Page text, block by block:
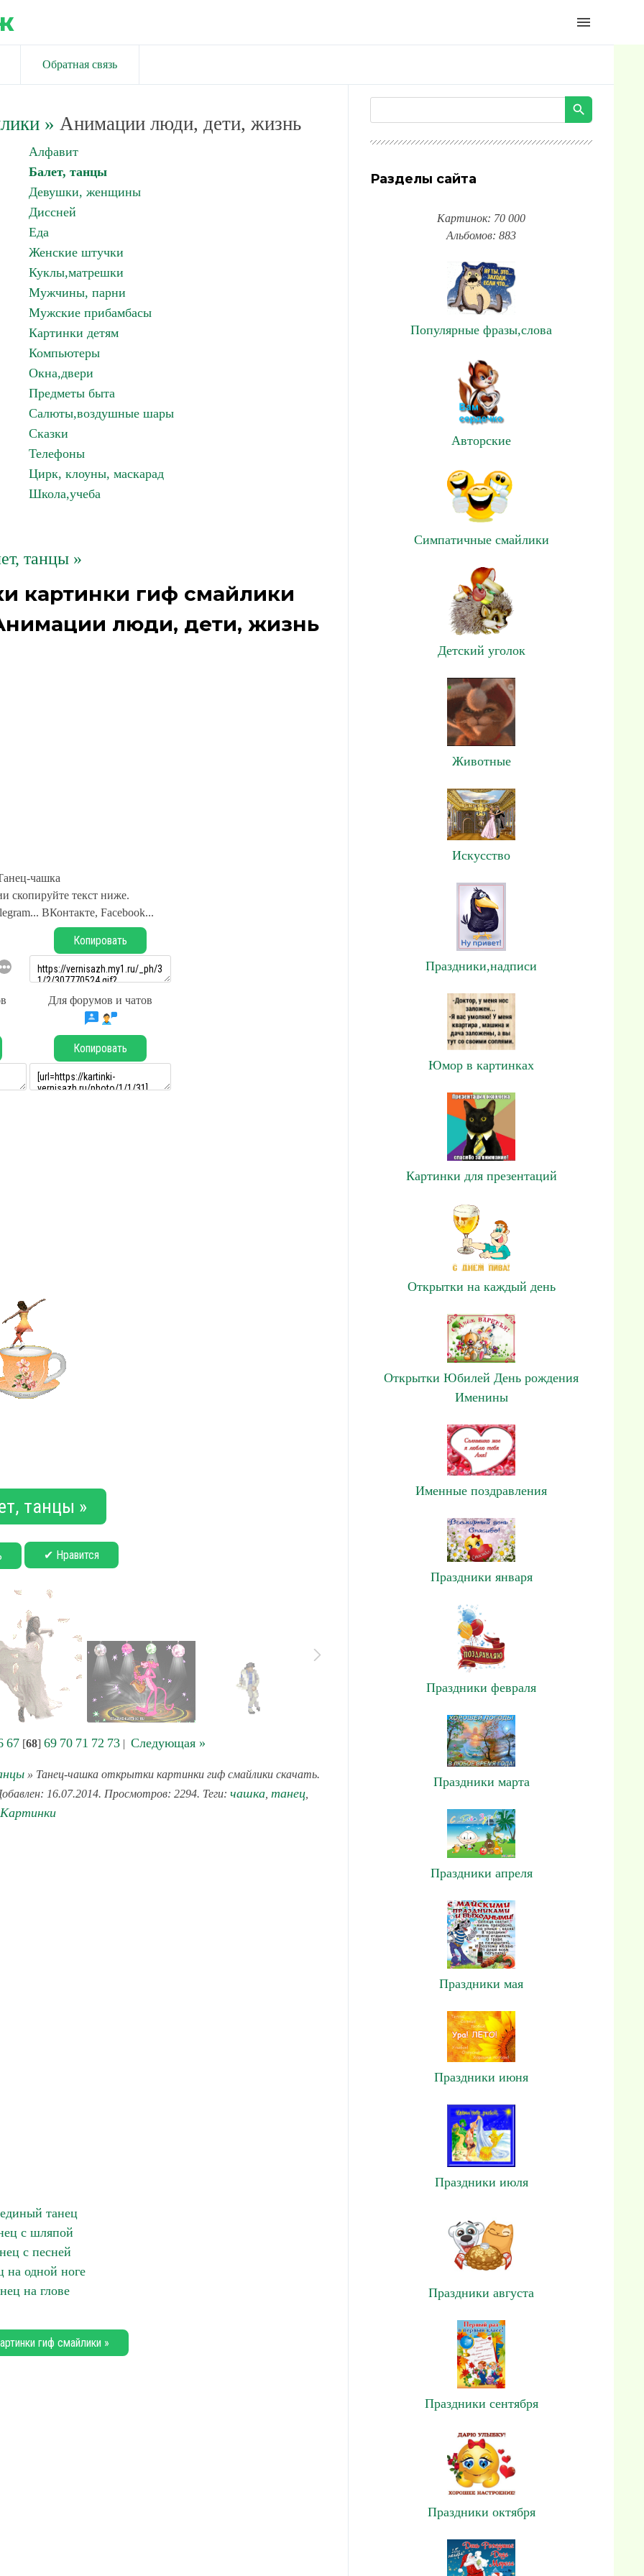
menu
Обратная связь
» Анимации люди, дети, жизнь
Алфавит
Балет, танцы
Девушки, женщины
Диссней
Еда
Женские штучки
Куклы,матрешки
Мужчины, парни
Мужские прибамбасы
Картинки детям
Компьютеры
Окна,двери
Предметы быта
Салюты,воздушные шары
Сказки
Телефоны
Цирк, клоуны, маскарад
Школа,учеба
танцы »
картинки гиф смайлики
люди, дети, жизнь
чашка
скопируйте текст ниже.
ВКонтакте, Facebook...
Копировать
Для форумов и чатов
Копировать
танцы »
✔ Нравится
67[68] 69 70 71 72 73| Следующая »
» Танец-чашка открытки картинки гиф смайлики скачать.
16.07.2014. Просмотров: 2294. Теги: чашка, танец,
Картинки
танец
с шляпой
с песней
на одной ноге
на глове
гиф смайлики »
Разделы сайта
Картинок: 70 000
Альбомов: 883
Популярные фразы,слова
Авторские
Симпатичные смайлики
Детский уголок
Животные
Искусство
Праздники,надписи
Юмор в картинках
Картинки для презентаций
Открытки на каждый день
Открытки Юбилей День рождения
Именины
Именные поздравления
Праздники января
Праздники февраля
Праздники марта
Праздники апреля
Праздники мая
Праздники июня
Праздники июля
Праздники августа
Праздники сентября
Праздники октября